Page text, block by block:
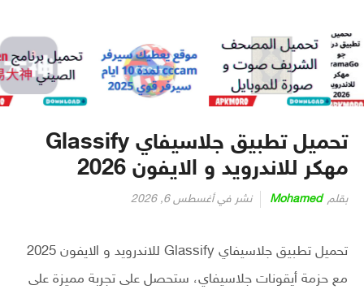
تحميل تطبيق جلاسيفاي Glassify
مهكر للاندرويد و الايفون 2026
بقلم Mohamed نشر في أغسطس 6, 2026
تحميل تطبيق جلاسيفاي Glassify للاندرويد و الايفون 2025
مع حزمة أيقونات جلاسيفاي، ستحصل على تجربة مميزة على